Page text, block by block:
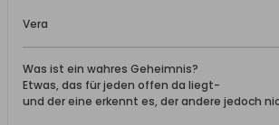
Vera
Was ist ein wahres Geheimnis?
Etwas, das für jeden offen da liegt-
und der eine erkennt es, der andere jedoch